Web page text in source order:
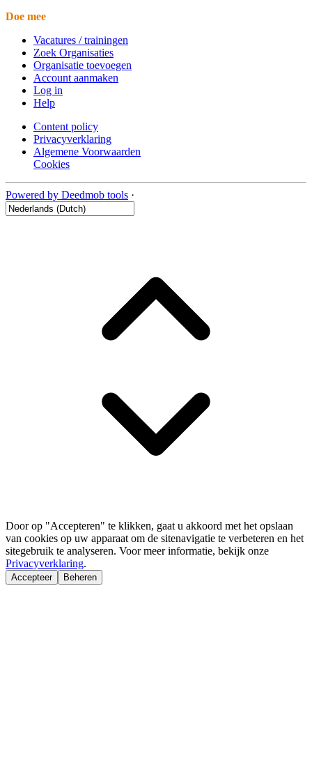
Doe mee
Vacatures / trainingen
Zoek Organisaties
Organisatie toevoegen
Account aanmaken
Log in
Help
Content policy
Privacyverklaring
Algemene Voorwaarden
Cookies
Powered by Deedmob tools ·
Door op "Accepteren" te klikken, gaat u akkoord met het opslaan
van cookies op uw apparaat om de sitenavigatie te verbeteren en het
sitegebruik te analyseren. Voor meer informatie, bekijk onze
Privacyverklaring.
Accepteer Beheren